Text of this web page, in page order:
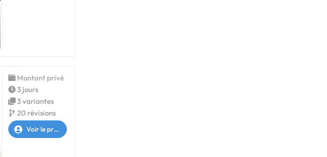
Montant privé
3 jours
3 variantes
20 révisions
Voir le profil